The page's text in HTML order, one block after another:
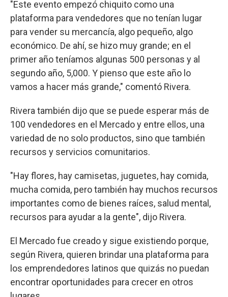
"Este evento empezó chiquito como una
plataforma para vendedores que no tenían lugar
para vender su mercancía, algo pequeño, algo
económico. De ahí, se hizo muy grande; en el
primer año teníamos algunas 500 personas y al
segundo año, 5,000. Y pienso que este año lo
vamos a hacer más grande," comentó Rivera.
Rivera también dijo que se puede esperar más de
100 vendedores en el Mercado y entre ellos, una
variedad de no solo productos, sino que también
recursos y servicios comunitarios.
"Hay flores, hay camisetas, juguetes, hay comida,
mucha comida, pero también hay muchos recursos
importantes como de bienes raíces, salud mental,
recursos para ayudar a la gente", dijo Rivera.
El Mercado fue creado y sigue existiendo porque,
según Rivera, quieren brindar una plataforma para
los emprendedores latinos que quizás no puedan
encontrar oportunidades para crecer en otros